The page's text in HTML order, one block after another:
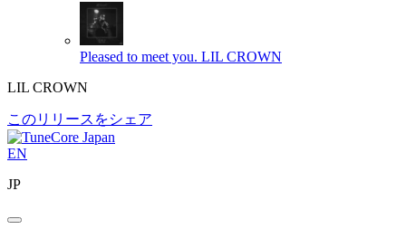
Pleased to meet you. LIL CROWN
LIL CROWN
このリリースをシェア
EN
JP